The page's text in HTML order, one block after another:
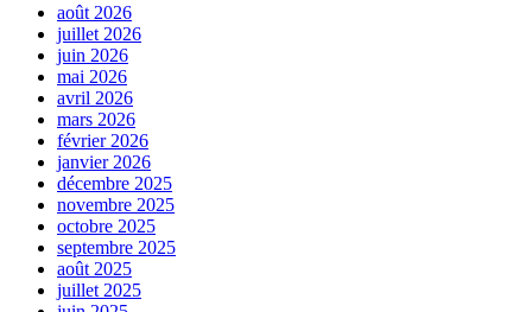
août 2026
juillet 2026
juin 2026
mai 2026
avril 2026
mars 2026
février 2026
janvier 2026
décembre 2025
novembre 2025
octobre 2025
septembre 2025
août 2025
juillet 2025